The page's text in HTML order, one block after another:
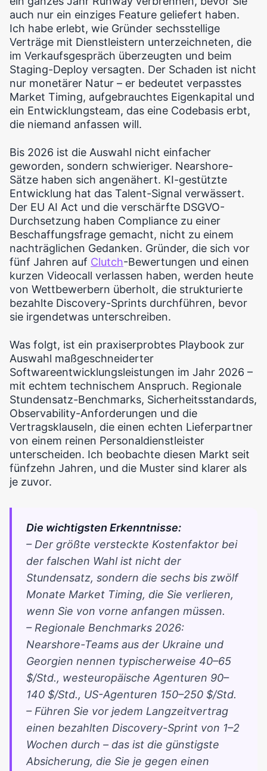
auch nur ein einziges Feature geliefert haben.
Ich habe erlebt, wie Gründer sechsstellige
Verträge mit Dienstleistern unterzeichneten, die
im Verkaufsgespräch überzeugten und beim
Staging-Deploy versagten. Der Schaden ist nicht
nur monetärer Natur – er bedeutet verpasstes
Market Timing, aufgebrauchtes Eigenkapital und
ein Entwicklungsteam, das eine Codebasis erbt,
die niemand anfassen will.
Bis 2026 ist die Auswahl nicht einfacher
geworden, sondern schwieriger. Nearshore-
Sätze haben sich angenähert. KI-gestützte
Entwicklung hat das Talent-Signal verwässert.
Der EU AI Act und die verschärfte DSGVO-
Durchsetzung haben Compliance zu einer
Beschaffungsfrage gemacht, nicht zu einem
nachträglichen Gedanken. Gründer, die sich vor
fünf Jahren auf Clutch-Bewertungen und einen
kurzen Videocall verlassen haben, werden heute
von Wettbewerbern überholt, die strukturierte
bezahlte Discovery-Sprints durchführen, bevor
sie irgendetwas unterschreiben.
Was folgt, ist ein praxiserprobtes Playbook zur
Auswahl maßgeschneiderter
Softwareentwicklungsleistungen im Jahr 2026 –
mit echtem technischem Anspruch. Regionale
Stundensatz-Benchmarks, Sicherheitsstandards,
Observability-Anforderungen und die
Vertragsklauseln, die einen echten Lieferpartner
von einem reinen Personaldienstleister
unterscheiden. Ich beobachte diesen Markt seit
fünfzehn Jahren, und die Muster sind klarer als
je zuvor.
Die wichtigsten Erkenntnisse:
– Der größte versteckte Kostenfaktor bei
der falschen Wahl ist nicht der
Stundensatz, sondern die sechs bis zwölf
Monate Market Timing, die Sie verlieren,
wenn Sie von vorne anfangen müssen.
– Regionale Benchmarks 2026:
Nearshore-Teams aus der Ukraine und
Georgien nennen typischerweise 40–65
$/Std., westeuropäische Agenturen 90–
140 $/Std., US-Agenturen 150–250 $/Std.
– Führen Sie vor jedem Langzeitvertrag
einen bezahlten Discovery-Sprint von 1–2
Wochen durch – das ist die günstigste
Absicherung, die Sie je gegen einen